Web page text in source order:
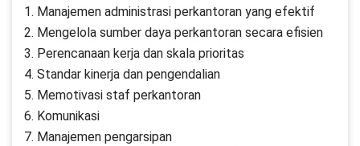
1. Manajemen administrasi perkantoran yang efektif
2. Mengelola sumber daya perkantoran secara efisien
3. Perencanaan kerja dan skala prioritas
4. Standar kinerja dan pengendalian
5. Memotivasi staf perkantoran
6. Komunikasi
7. Manajemen pengarsipan